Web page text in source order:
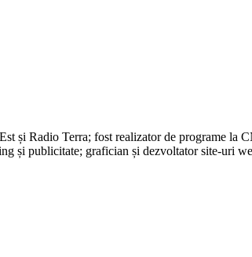
și Radio Terra; fost realizator de programe la
și publicitate; grafician și dezvoltator site-uri